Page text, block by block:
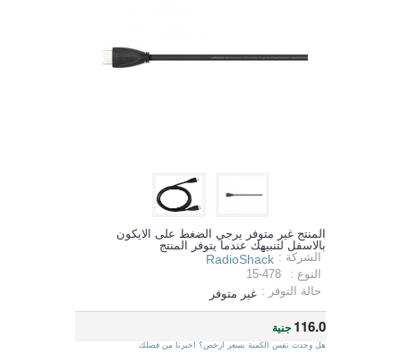
المنتج غير متوفر يرجي الضغط على الايكون
بالاسفل لتنبيهك عندما يتوفر المنتج
الشركة : RadioShack
النوع :
15-478
حالة التوفر : غير متوفر
116.0 جنية
هل وجدت نفس الكمية بسعر ارخص؟ اخبرنا من فضلك